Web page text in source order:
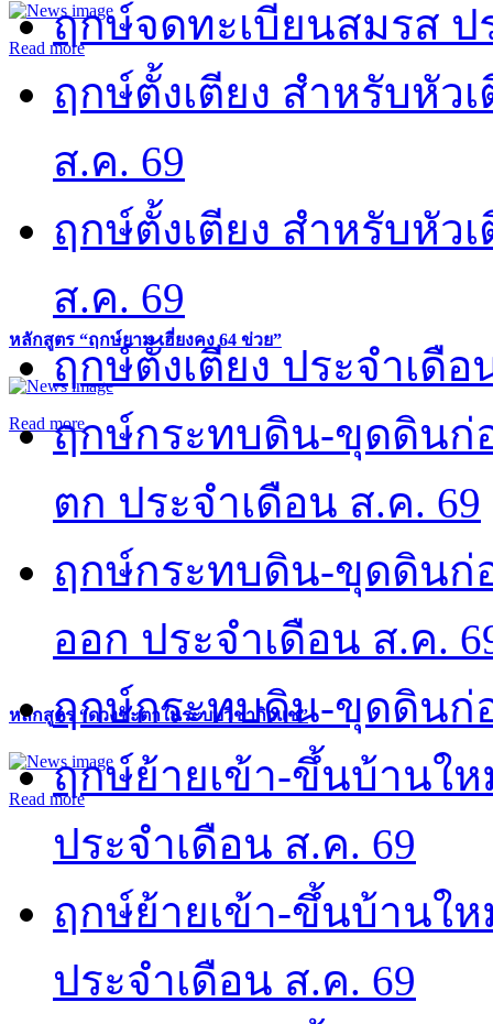
Read more
หลักสูตร “ฤกษ์ยาม เฮี่ยงคง 64 ข่วย”
Read more
หลักสูตร “ดวงชะตาในระบบวิชากิวแช”
Read more
ฤกษ์จดทะเบียนสมรส ป
ฤกษ์ตั้งเตียง สำหรับหัว
ส.ค. 69
ฤกษ์ตั้งเตียง สำหรับหัว
ส.ค. 69
ฤกษ์ตั้งเตียง ประจำเดือ
ฤกษ์กระทบดิน-ขุดดินก่
ตก ประจำเดือน ส.ค. 69
ฤกษ์กระทบดิน-ขุดดินก่
ออก ประจำเดือน ส.ค.
ฤกษ์กระทบดิน-ขุดดินก่
ฤกษ์ย้ายเข้า-ขึ้นบ้านใ
ประจำเดือน ส.ค. 69
ฤกษ์ย้ายเข้า-ขึ้นบ้านใ
ประจำเดือน ส.ค. 69